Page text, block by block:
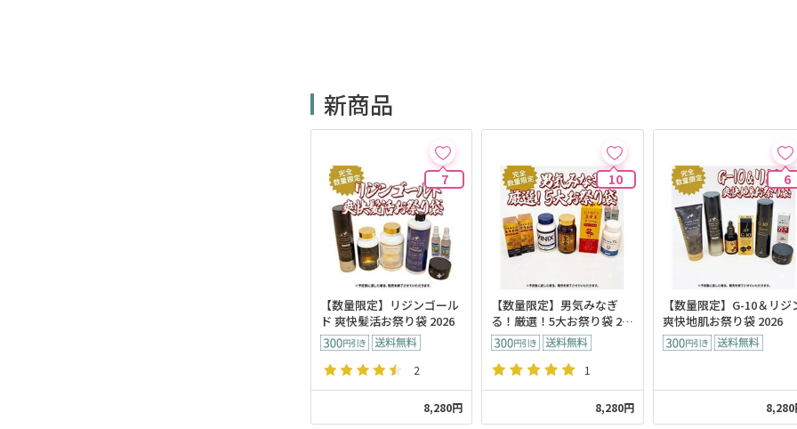
新商品
7
【数量限定】リジンゴール
ド 爽快髪活お祭り袋 2026
2
8,280円
10
【数量限定】男気みなぎ
る！厳選！5大お祭り袋 20
26
1
8,280円
6
【数量限定】G-10＆リジ
爽快地肌お祭り袋 2026
8,280